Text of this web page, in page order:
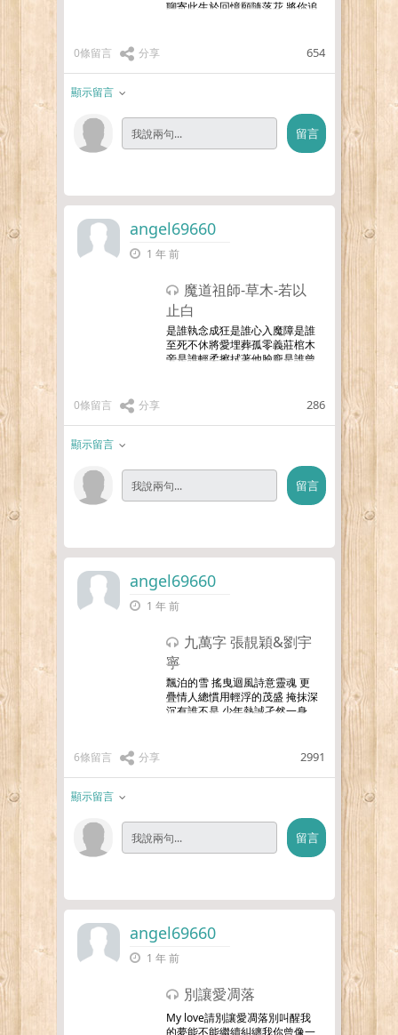
聊寄此生於回憶願隨落花 將你追
而至深情深 而至复死生你如一場
0條留言 分享 654
顯示留言
angel69660
1 年 前
魔道祖師-草木-若以
止白
是誰執念成狂是誰心入魔障是誰
至死不休將愛埋葬孤零義莊棺木
旁是誰輕柔擦拭著他臉龐是誰曾
啼踏血歸來面含霜一步一殺舊恨
卻不…更多
0條留言 分享 286
顯示留言
angel69660
1 年 前
九萬字 張靚穎&劉宇
寧
飄泊的雪 搖曳迴風詩意靈魂 更
疊情人總慣用輕浮的茂盛 掩抹深
沉有誰不是 少年熱誠孑然一身
卻不忍 斥你毫分我也算萬種風情
6條留言 分享 2991
顯示留言
angel69660
1 年 前
別讓愛凋落
My love請別讓愛凋落別叫醒我
的夢能不能繼續糾纏我你曾像一